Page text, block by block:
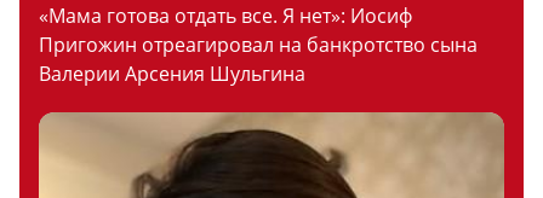
«Мама готова отдать все. Я нет»: Иосиф
Пригожин отреагировал на банкротство сына
Валерии Арсения Шульгина